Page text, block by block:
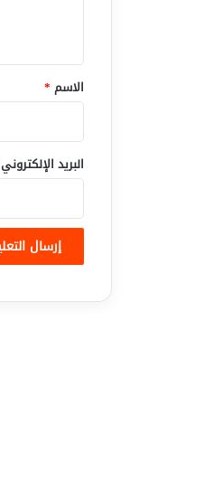
*
الاسم *
البريد الإلكتروني